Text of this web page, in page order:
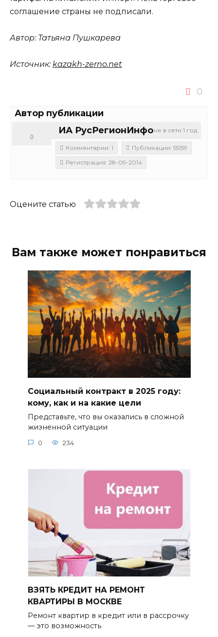
соглашение страны не подписали.
Автор: Татьяна Пушкарева
Источник: kazakh-zerno.net
0
Автор публикации
не в сети 1 год
ИА РусРегионИнфо
0
Комментарии: 1
Публикации: 55159
Регистрация: 28-09-2014
Оцените статью
Вам также может понравиться
Социальный контракт в 2025 году:
кому, как и на какие цели
Представьте, что вы оказались в сложной
жизненной ситуации
0 234
ВЗЯТЬ КРЕДИТ НА РЕМОНТ
КВАРТИРЫ В МОСКВЕ
Ремонт квартир в кредит или в рассрочку
— это возможность